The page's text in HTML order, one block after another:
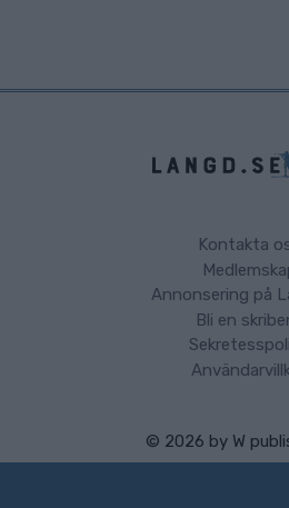
Kontakta
Annonsering på
Bli en
© 2026 by W